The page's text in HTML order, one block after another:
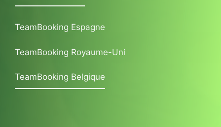
TeamBooking Espagne
TeamBooking Royaume-Uni
TeamBooking Belgique